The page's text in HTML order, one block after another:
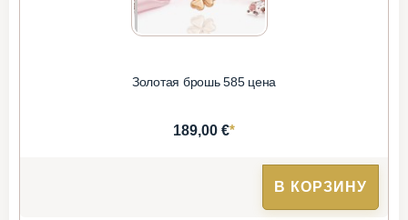
Золотая брошь 585 цена
189,00 €*
В КОРЗИНУ